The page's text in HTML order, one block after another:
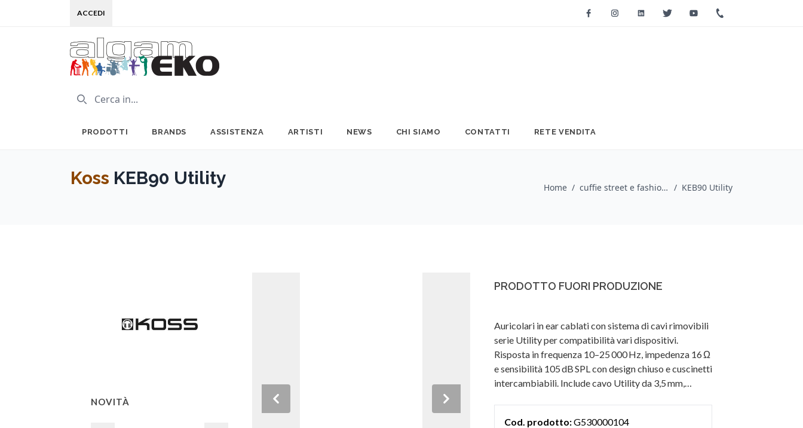
ACCEDI FacebookInstagramLinkedinTwitter Youtube
PRODOTTI BRANDS ASSISTENZA ARTISTI NEWS CHI SIAMO CONTATTI RETE VENDITA
Koss KEB90 Utility Home / cuffie street e fashion / Koss / KEB90 Utility
NOVITÀ Previous Next
PRODOTTO FUORI PRODUZIONE
Auricolari in ear cablati con sistema di cavi rimovibili
serie Utility per compatibilità vari dispositivi.
Risposta in frequenza 10–25 000 Hz, impedenza 16 Ω
e sensibilità 105 dB SPL con design chiuso e cuscinetti
intercambiabili. Include cavo Utility da 3,5 mm,
Cod. prodotto:G530000104